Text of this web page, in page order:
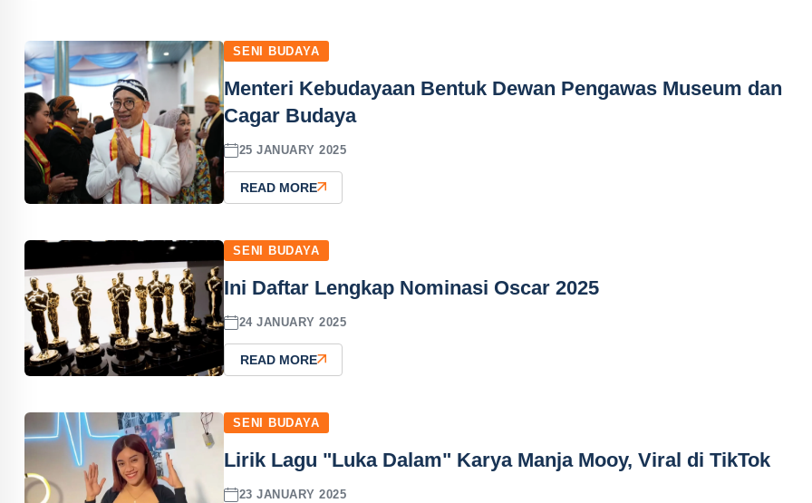
SENI BUDAYA
Menteri Kebudayaan Bentuk Dewan Pengawas Museum dan
Cagar Budaya
25 JANUARY 2025
READ MORE
SENI BUDAYA
Ini Daftar Lengkap Nominasi Oscar 2025
24 JANUARY 2025
READ MORE
SENI BUDAYA
Lirik Lagu "Luka Dalam" Karya Manja Mooy, Viral di TikTok
23 JANUARY 2025